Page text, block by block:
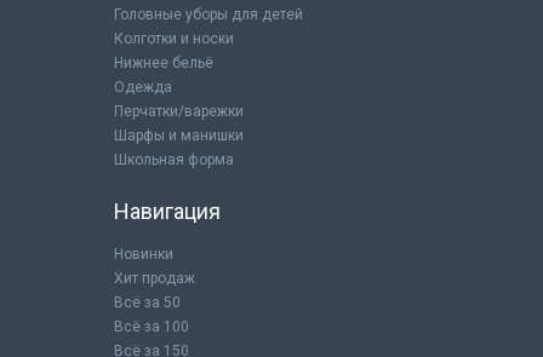
Головные уборы для детей
Колготки и носки
Нижнее бельё
Одежда
Перчатки/варежки
Шарфы и манишки
Школьная форма
Навигация
Новинки
Хит продаж
Всё за 50
Всё за 100
Всё за 150